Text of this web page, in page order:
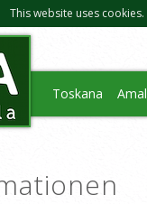
This website uses
Toskana